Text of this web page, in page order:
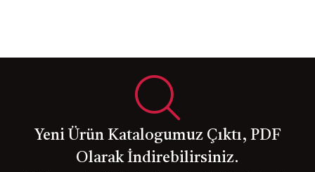
Yeni Ürün Katalogumuz Çıktı, PDF
Olarak İndirebilirsiniz.